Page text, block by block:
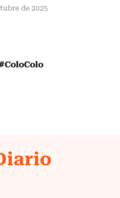
de 2025